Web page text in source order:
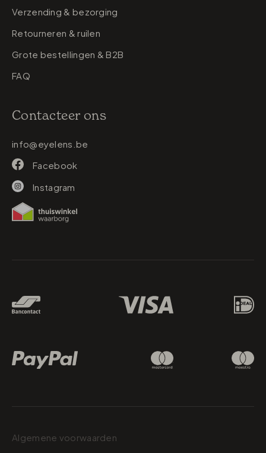
Verzending & bezorging
Retourneren & ruilen
Grote bestellingen & B2B
FAQ
Contacteer ons
info@eyelens.be
Facebook
Instagram
Algemene voorwaarden